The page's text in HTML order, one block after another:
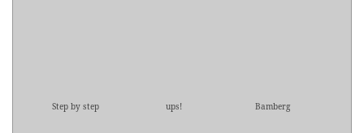
Step by step ups! Bamberg